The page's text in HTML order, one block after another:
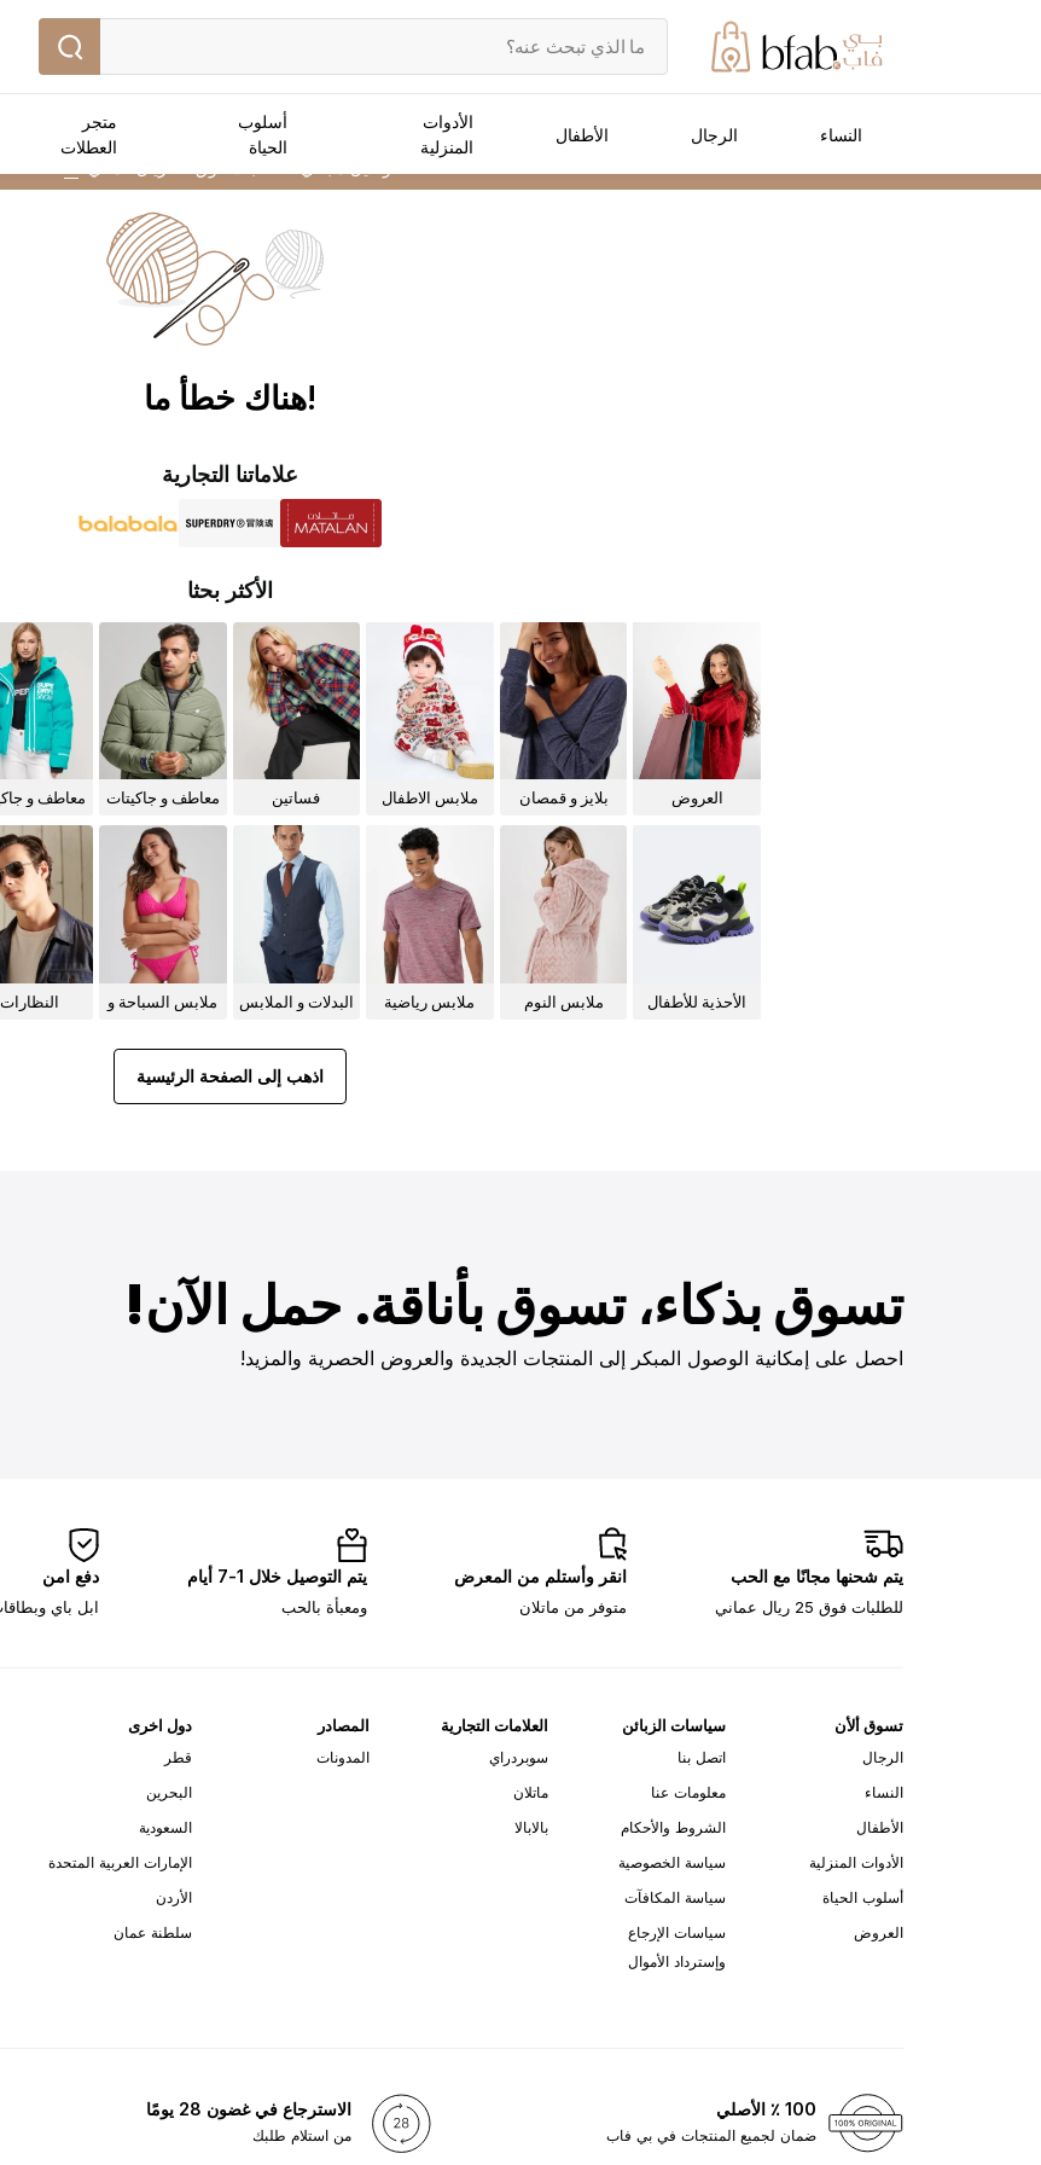
النساء الرجال الأطفال
الأدوات
المنزلية
أسلوب
الحياة
متجر
العطلات
!هناك خطأ ما
علاماتنا التجارية
الأكثر بحثا
العروض
بلايز و قمصان
ملابس الاطفال فساتين
معاطف و جاكيتات
معاطف و
الأحذية للأطفال
ملابس النوم
ملابس رياضية
البدلات و الملابس
ملابس السباحة و
النظارات
اذهب إلى الصفحة الرئيسية
تسوق بذكاء، تسوق بأناقة. حمل الآن!
احصل على إمكانية الوصول المبكر إلى المنتجات الجديدة والعروض الحصرية والمزيد!
يتم شحنها مجانًا مع الحب
للطلبات فوق 25 ريال عماني
انقر وأستلم من المعرض
متوفر من ماتلان
يتم التوصيل خلال 1-7 أيام
ومعبأة بالحب
دفع امن
ابل باي
تسوق ألأن
الرجال
النساء
الأطفال
الأدوات المنزلية
أسلوب الحياة
العروض
سياسات الزبائن
اتصل بنا
معلومات عنا
الشروط والأحكام
سياسة الخصوصية
سياسة المكافآت
سياسات الإرجاع
وإسترداد الأموال
العلامات التجارية
سوبردراي
ماتلان
بالابالا
المصادر
المدونات
دول اخرى
قطر
البحرين
السعودية
الإمارات العربية المتحدة
الأردن
سلطنة عمان
100 ٪ الأصلي
ضمان لجميع المنتجات في بي فاب
الاسترجاع في غضون 28 يومًا
من استلام طلبك